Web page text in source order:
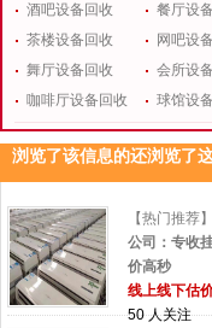
酒吧设备回收
餐厅设
茶楼设备回收
网吧设
舞厅设备回收
会所设
咖啡厅设备回收
球馆设
浏览了该信息的还浏览了
【热门推荐】
公司：专收
价高秒
线上线下估
50 人关注